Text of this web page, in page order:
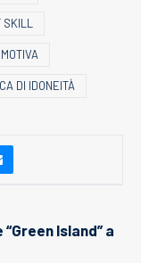
SKILL
DI IDONEITÀ
Island” a